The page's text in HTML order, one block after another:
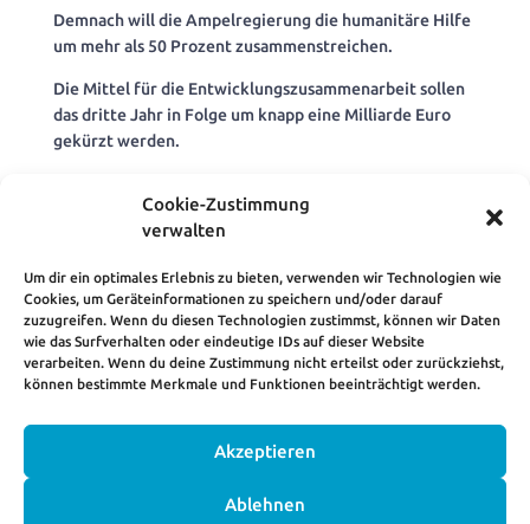
Cookie-Zustimmung
verwalten
Um dir ein optimales Erlebnis zu bieten, verwenden wir Technologien wie
Cookies, um Geräteinformationen zu speichern und/oder darauf
zuzugreifen. Wenn du diesen Technologien zustimmst, können wir Daten
wie das Surfverhalten oder eindeutige IDs auf dieser Website
verarbeiten. Wenn du deine Zustimmung nicht erteilst oder zurückziehst,
können bestimmte Merkmale und Funktionen beeinträchtigt werden.
Akzeptieren
Ablehnen
Demnach will die Ampelregierung die humanitäre Hilfe
um mehr als 50 Prozent zusammenstreichen.
Die Mittel für die Entwicklungszusammenarbeit sollen
das dritte Jahr in Folge um knapp eine Milliarde Euro
gekürzt werden.
ist historisch beispiellos.
alyse_Bundeshaushaltsentwurf_2025.pdf
KONTAKT